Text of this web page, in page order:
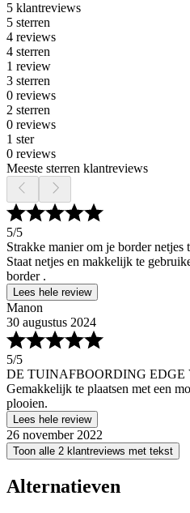
5 klantreviews
5 sterren
4 reviews
4 sterren
1 review
3 sterren
0 reviews
2 sterren
0 reviews
1 ster
0 reviews
Meeste sterren klantreviews
5/5
Strakke manier om je border netjes
Staat netjes en makkelijk te
border .
Lees hele review
Manon
30 augustus 2024
5/5
DE TUINAFBOORDING EDGE
Gemakkelijk te plaatsen met een
plooien.
Lees hele review
26 november 2022
Toon alle 2 klantreviews met tekst
Alternatieven